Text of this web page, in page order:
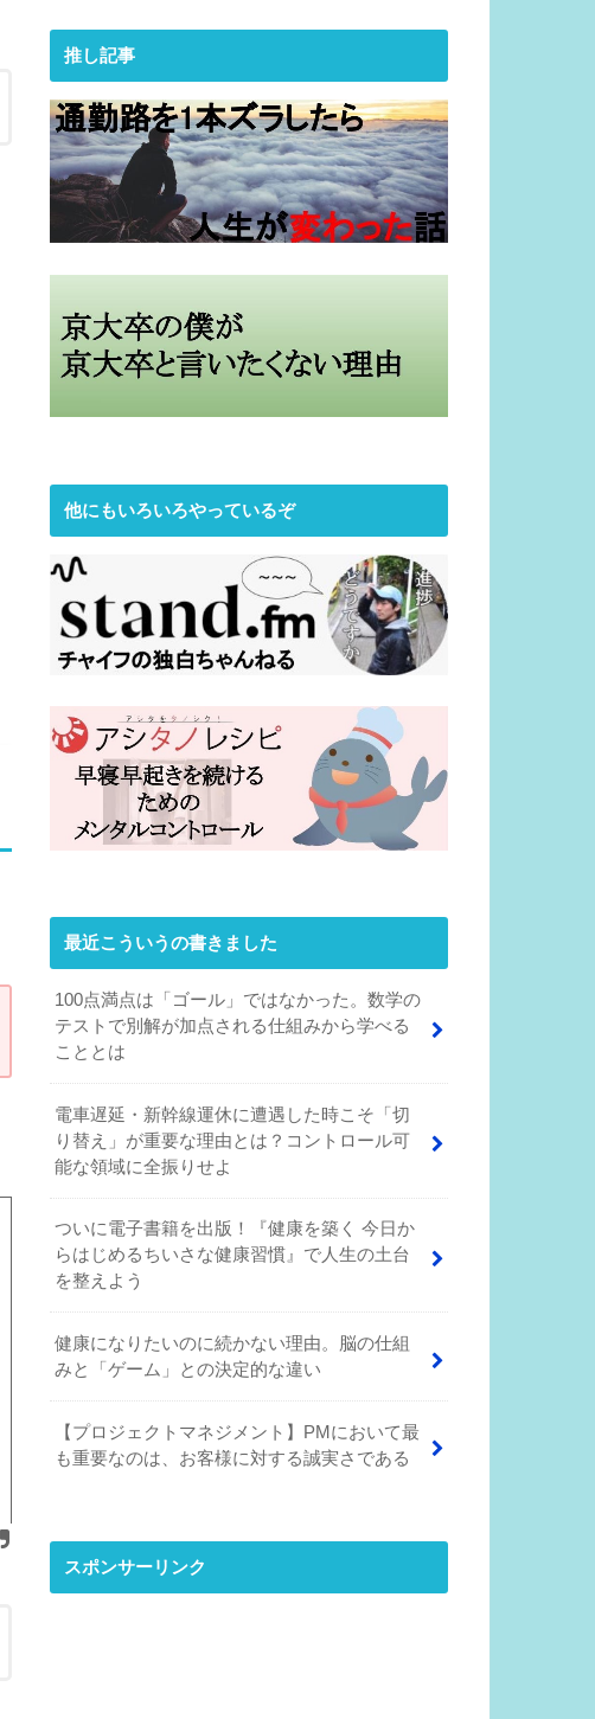
推し記事
他にもいろいろやっているぞ
最近こういうの書きました
100点満点は「ゴール」ではなかった。数学の
テストで別解が加点される仕組みから学べる
こととは
電車遅延・新幹線運休に遭遇した時こそ「切
り替え」が重要な理由とは？コントロール可
能な領域に全振りせよ
ついに電子書籍を出版！『健康を築く 今日か
らはじめるちいさな健康習慣』で人生の土台
を整えよう
健康になりたいのに続かない理由。脳の仕組
みと「ゲーム」との決定的な違い
【プロジェクトマネジメント】PMにおいて最
も重要なのは、お客様に対する誠実さである
スポンサーリンク